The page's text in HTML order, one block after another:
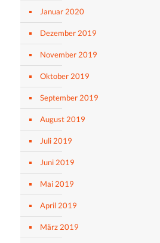
Januar 2020
Dezember 2019
November 2019
Oktober 2019
September 2019
August 2019
Juli 2019
Juni 2019
Mai 2019
April 2019
März 2019